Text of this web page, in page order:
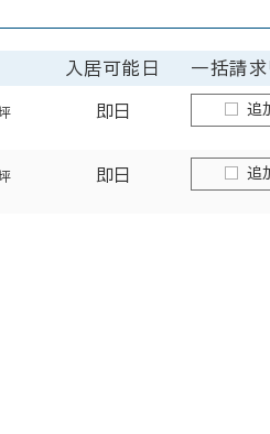
入居可能日 一括請求
即日 追
即日 追